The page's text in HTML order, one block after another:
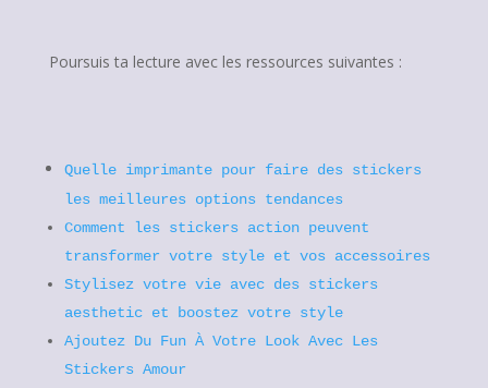
Poursuis ta lecture avec les ressources suivantes :
Quelle imprimante pour faire des stickers
les meilleures options tendances
Comment les stickers action peuvent
transformer votre style et vos accessoires
Stylisez votre vie avec des stickers
aesthetic et boostez votre style
Ajoutez Du Fun À Votre Look Avec Les
Stickers Amour